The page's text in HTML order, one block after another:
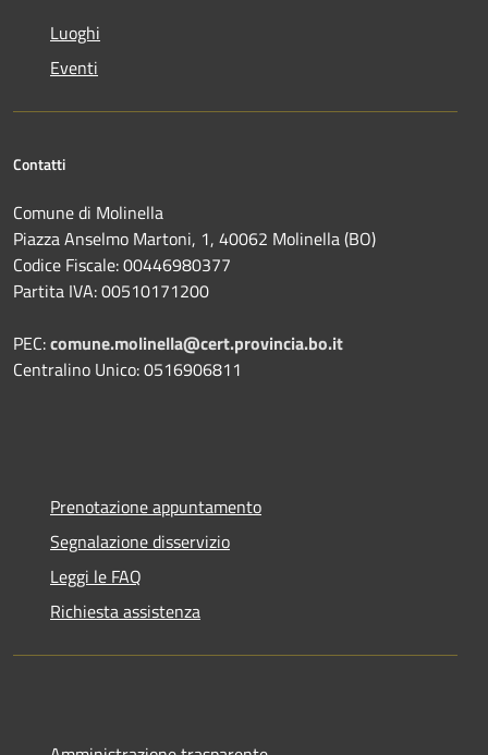
Luoghi
Eventi
Contatti
Comune di Molinella
Piazza Anselmo Martoni, 1, 40062 Molinella (BO)
Codice Fiscale: 00446980377
Partita IVA: 00510171200
PEC:comune.molinella@cert.provincia.bo.it
Centralino Unico: 0516906811
Prenotazione appuntamento
Segnalazione disservizio
Leggi le FAQ
Richiesta assistenza